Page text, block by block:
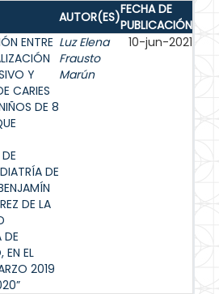
AUTOR(ES)FECHA DE
PUBLICACIÓN
ENTRE
Y
CARIES
DE 8
DE
DE LA
EN EL
2019
Luz Elena
Frausto
Marún
10-jun-2021